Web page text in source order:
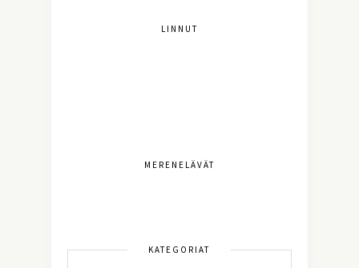
LINNUT
MERENELÄVÄT
KATEGORIAT